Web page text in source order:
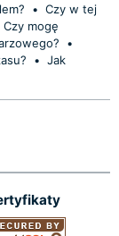
• Czy w tej
Czy mogę
•
• Jak